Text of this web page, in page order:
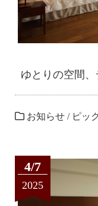
ゆとりの空間
お知らせ / ピッ
4/7
2025